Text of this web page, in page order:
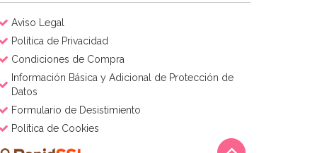
Aviso Legal
Política de Privacidad
Condiciones de Compra
Información Básica y Adicional de Protección de
Datos
Formulario de Desistimiento
Política de Cookies